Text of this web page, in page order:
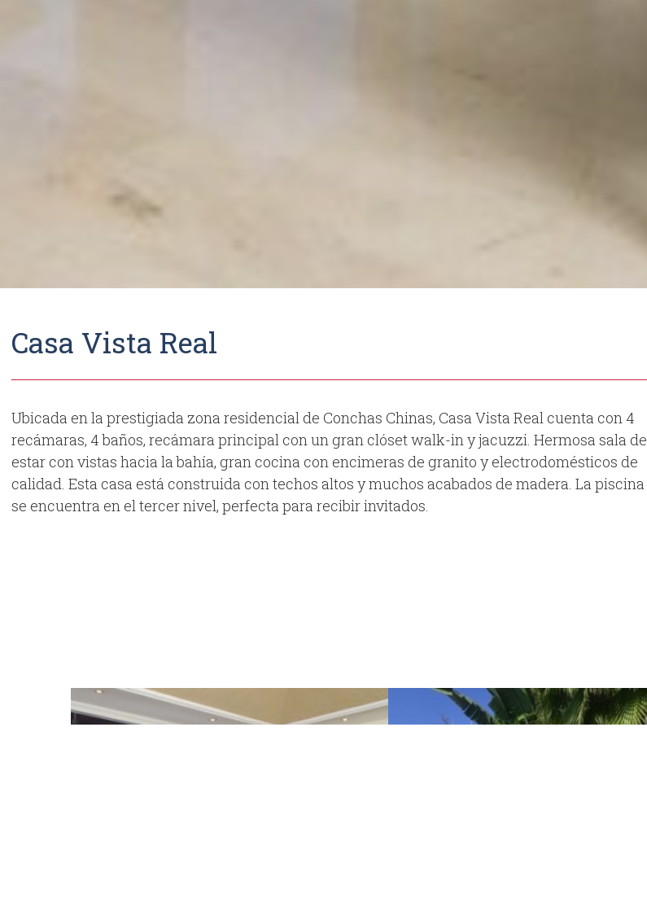
Casa Vista Real
Ubicada en la prestigiada zona residencial de Conchas Chinas, Casa Vista Real cuenta con 4
recámaras, 4 baños, recámara principal con un gran clóset walk-in y jacuzzi. Hermosa sala de
estar con vistas hacia la bahía, gran cocina con encimeras de granito y electrodomésticos de
calidad. Esta casa está construida con techos altos y muchos acabados de madera. La piscina
se encuentra en el tercer nivel, perfecta para recibir invitados.